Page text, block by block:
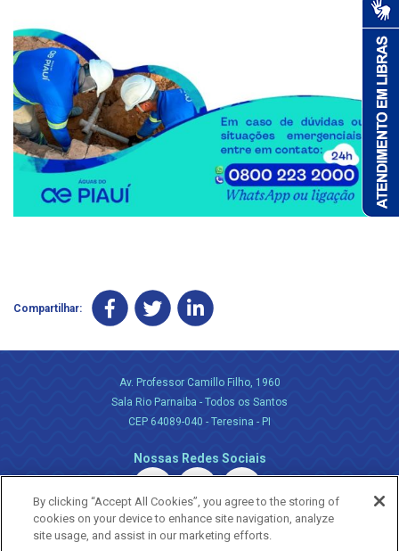
Compartilhar:
Av. Professor Camillo Filho, 1960
Sala Rio Parnaiba - Todos os Santos
CEP 64089-040 - Teresina - PI
Nossas Redes Sociais
By clicking “Accept All Cookies”, you agree to the storing of
cookies on your device to enhance site navigation, analyze
site usage, and assist in our marketing efforts.